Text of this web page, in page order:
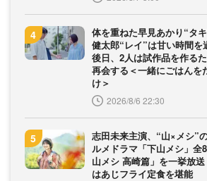
体を重ねた早見あかり“タ
健太郎“レイ”は甘い時間
後日、2人は試作品を作る
再会する＜一緒にごはんを
け＞
2026/8/6 22:30
志田未来主演、“山×メシ”
ルメドラマ「下山メシ」全
山メシ 高崎篇」を一挙放
はあじフライ定食を堪能